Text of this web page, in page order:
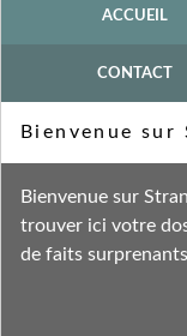
ACCUEIL
CONTACT
Fil des
Bienvenue sur
Bienvenue sur
trouver ici votre
de faits